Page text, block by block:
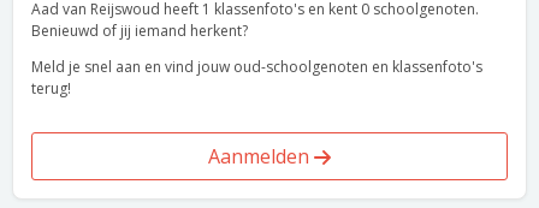
Aad van Reijswoud heeft 1 klassenfoto's en kent 0 schoolgenoten.
Benieuwd of jij iemand herkent?
Meld je snel aan en vind jouw oud-schoolgenoten en klassenfoto's
terug!
Aanmelden